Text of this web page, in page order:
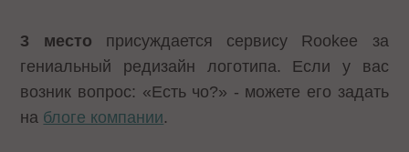
3 место присуждается сервису Rookee за
гениальный редизайн логотипа. Если у вас
возник вопрос: «Есть чо?» - можете его задать
на блоге компании.